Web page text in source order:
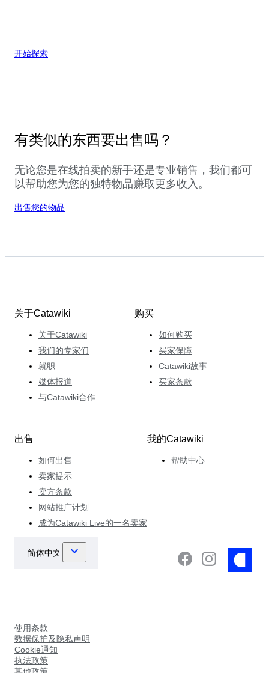
开始探索
有类似的东西要出售吗？
无论您是在线拍卖的新手还是专业销售，我们都可
以帮助您为您的独特物品赚取更多收入。
出售您的物品
关于Catawiki
关于Catawiki
我们的专家们
就职
媒体报道
与Catawiki合作
购买
如何购买
买家保障
Catawiki故事
买家条款
出售
如何出售
卖家提示
卖方条款
网站推广计划
成为Catawiki Live的一名卖家
我的Catawiki
帮助中心
使用条款
数据保护及隐私声明
Cookie通知
执法政策